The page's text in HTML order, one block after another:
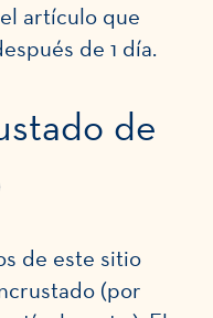
artículo que
de 1 día.
de
de este sitio
(por